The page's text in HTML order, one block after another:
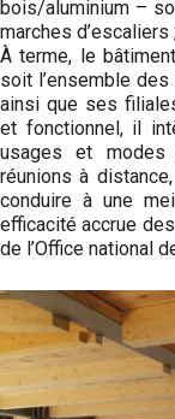
bois/aluminium –
marches d’escaliers
À terme, le
soit l’ensemble
ainsi que ses
et fonctionnel, il
usages et modes
réunions à
conduire à une
efficacité accrue
de l’Office national